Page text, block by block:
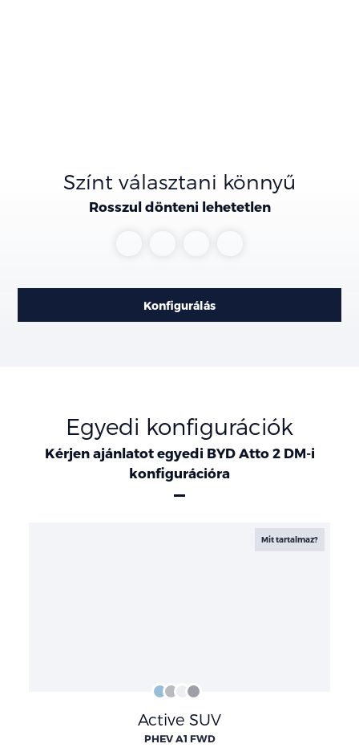
Színt választani könnyű
Rosszul dönteni lehetetlen
Konfigurálás
Egyedi konfigurációk
Kérjen ajánlatot egyedi BYD Atto 2 DM-i
konfigurációra
BlueGrayWhite
Black
Active SUV
PHEV A1 FWD
Mit tartalmaz?